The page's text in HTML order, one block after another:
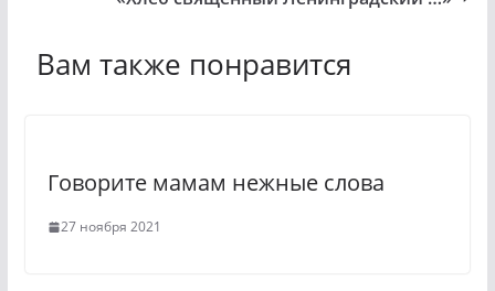
a
i
k
g
Вам также понравится
Говорите мамам нежные слова
27 ноября 2021